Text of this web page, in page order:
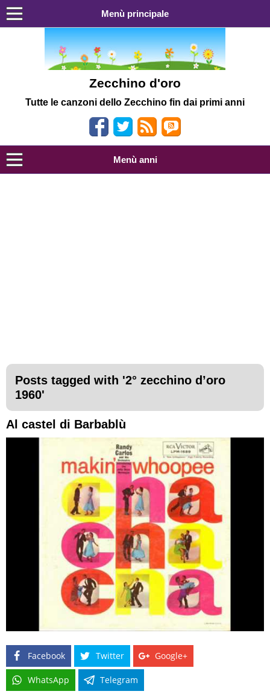
Menù principale
Zecchino d'oro
Tutte le canzoni dello Zecchino fin dai primi anni
Menù anni
Posts tagged with '2° zecchino d’oro
1960'
Al castel di Barbablù
Facebook Twitter Google+
WhatsApp Telegram